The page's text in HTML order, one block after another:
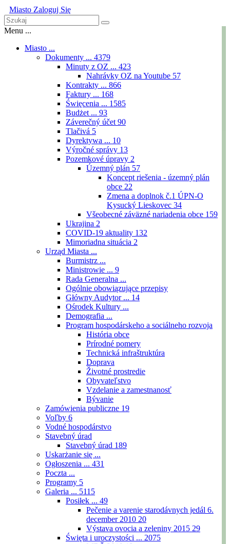
Miasto Zaloguj Się
Menu ...
Miasto ...
Dokumenty ... 4379
Minuty z OZ ... 423
Nahrávky OZ na Youtube 57
Kontrakty ... 866
Faktury ... 168
Święcenia ... 1585
Budżet ... 93
Záverečný účet 90
Tlačivá 5
Dyrektywa ... 10
Výročné správy 13
Pozemkové úpravy 2
Územný plán 57
Koncept riešenia - územný plán
obce 22
Zmena a doplnok č.1 ÚPN-O
Kysucký Lieskovec 34
Všeobecné záväzné nariadenia obce 159
Ukrajina 2
COVID-19 aktuality 132
Mimoriadna situácia 2
Urząd Miasta ...
Burmistrz ...
Ministrowie ... 9
Rada Generalna ...
Ogólnie obowiązujące przepisy
Główny Audytor ... 14
Ośrodek Kultury ...
Demografia ...
Program hospodárskeho a sociálneho rozvoja
História obce
Prírodné pomery
Technická infraštruktúra
Doprava
Životné prostredie
Obyvateľstvo
Vzdelanie a zamestnanosť
Bývanie
Zamówienia publiczne 19
Voľby 6
Vodné hospodárstvo
Stavebný úrad
Stavebný úrad 189
Uskarżanie się ...
Ogłoszenia ... 431
Poczta ...
Programy 5
Galeria ... 5115
Posiłek ... 49
Pečenie a varenie starodávnych jedál 6.
december 2010 20
Výstava ovocia a zeleniny 2015 29
Święta i uroczystości ... 2075